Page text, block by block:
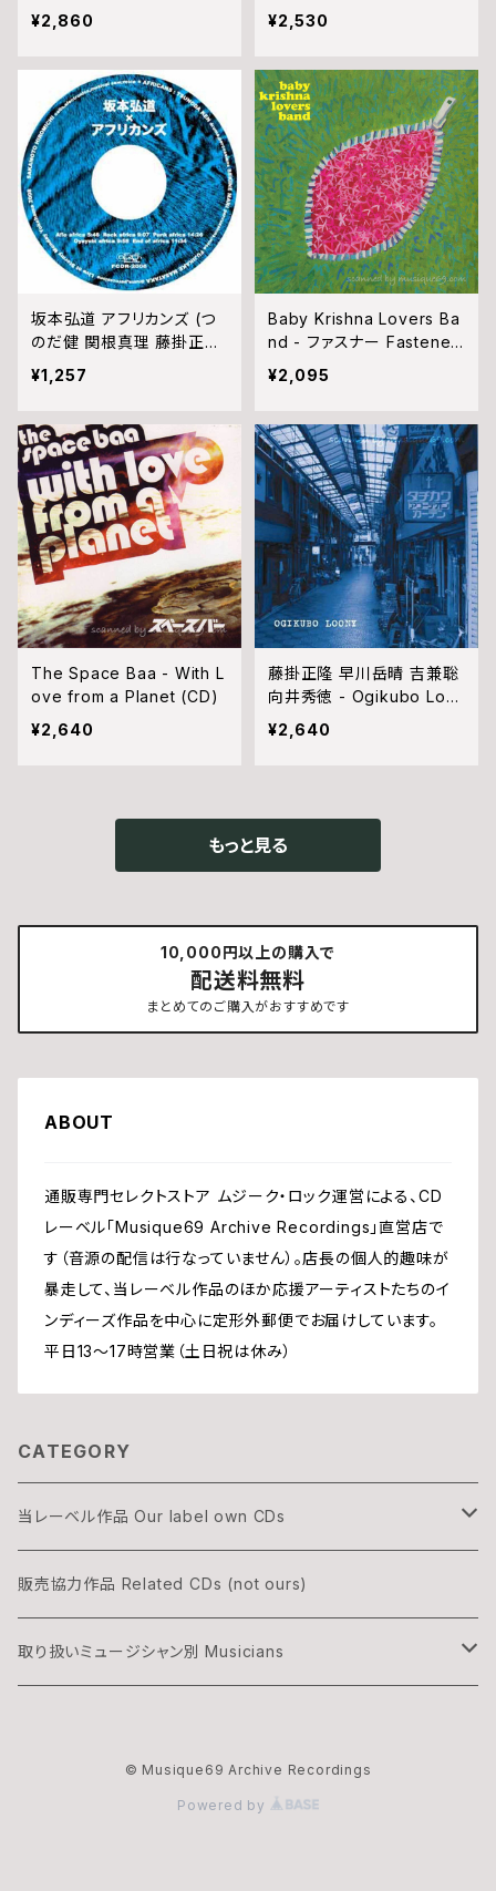
ro Special) - Tokyo Vol
cano (CD)
¥2,860
てしまいますように (CD)
¥2,530
坂本弘道 アフリカンズ (つ
のだ健 関根真理 藤掛正
隆) - 坂本弘道×アフリカン
ズ (CD)
¥1,257
Baby Krishna Lovers Ba
nd - ファスナー Fastener
(CD)
¥2,095
The Space Baa - With L
ove from a Planet (CD)
¥2,640
藤掛正隆 早川岳晴 吉兼聡
向井秀徳 - Ogikubo Loo
ny: from Gakeppuchi Se
ssion (CD)
¥2,640
もっと見る
10,000円以上の購入で
配送料無料
まとめてのご購入がおすすめです
ABOUT
通販専門セレクトストア ムジーク・ロック運営による、CD
レーベル「Musique69 Archive Recordings」直営店で
す（音源の配信は行なっていません）。店長の個人的趣味が
暴走して、当レーベル作品のほか応援アーティストたちのイ
ンディーズ作品を中心に定形外郵便でお届けしています。
平日13〜17時営業（土日祝は休み）
CATEGORY
当レーベル作品 Our label own CDs
DOGON
THREE & ONLY
販売協力作品 Related CDs (not ours)
取り扱いミュージシャン別 Musicians
© Musique69 Archive Recordings
Powered by